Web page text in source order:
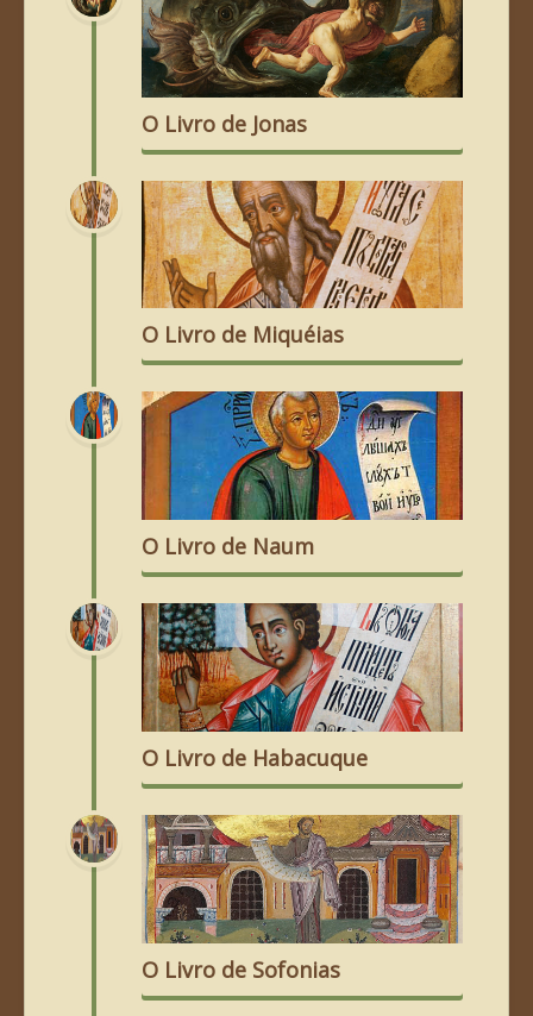
O Livro de Jonas
O Livro de Miquéias
O Livro de Naum
O Livro de Habacuque
O Livro de Sofonias